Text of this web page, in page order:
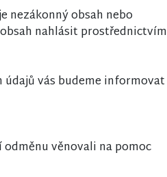
nezákonný obsah nebo
nahlásit prostřednictvím
vás budeme informovat
věnovali na pomoc